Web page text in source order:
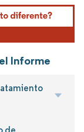
Informe